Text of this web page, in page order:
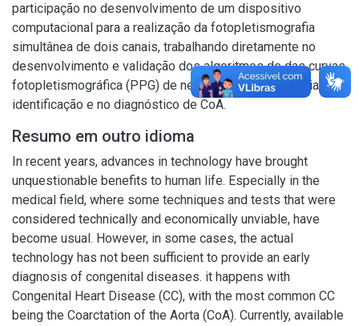
participação no desenvolvimento de um dispositivo
computacional para a realização da fotopletismografia
simultânea de dois canais, trabalhando diretamente no
desenvolvimento e validação dos algoritmos de das curvas
fotopletismográfica (PPG) de neonatos a fim de auxiliar na
identificação e no diagnóstico de CoA.
Resumo em outro idioma
In recent years, advances in technology have brought
unquestionable benefits to human life. Especially in the
medical field, where some techniques and tests that were
considered technically and economically unviable, have
become usual. However, in some cases, the actual
technology has not been sufficient to provide an early
diagnosis of congenital diseases. it happens with
Congenital Heart Disease (CC), with the most common CC
being the Coarctation of the Aorta (CoA). Currently, available